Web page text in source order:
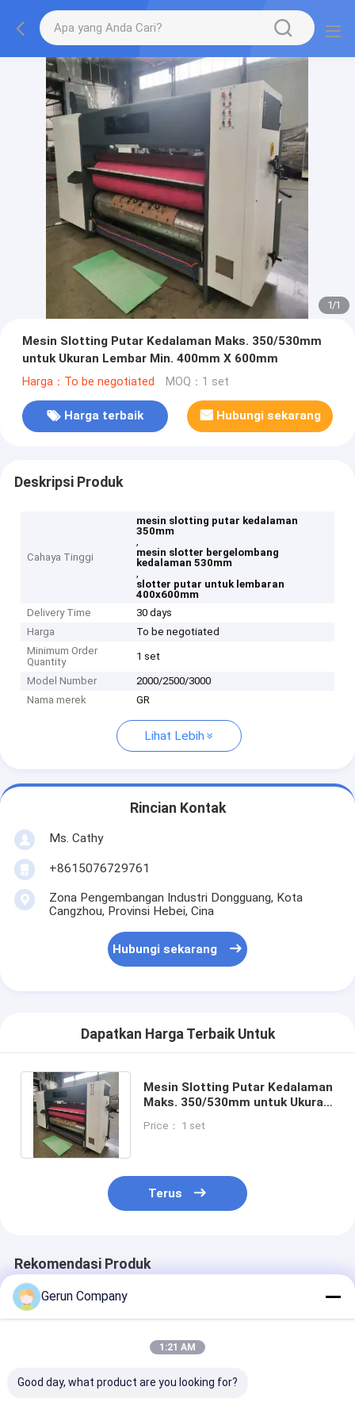
1/1
Mesin Slotting Putar Kedalaman Maks. 350/530mm
untuk Ukuran Lembar Min. 400mm X 600mm
Harga：To be negotiated MOQ：1 set
Harga terbaik Hubungi sekarang
Deskripsi Produk
Cahaya Tinggi
mesin slotting putar kedalaman
350mm
,
mesin slotter bergelombang
kedalaman 530mm
,
slotter putar untuk lembaran
400x600mm
Delivery Time
30 days
Harga
To be negotiated
Minimum Order
Quantity
1 set
Model Number
2000/2500/3000
Nama merek
GR
Lihat Lebih
Rincian Kontak
Ms. Cathy
+8615076729761
Zona Pengembangan Industri Dongguang, Kota
Cangzhou, Provinsi Hebei, Cina
Hubungi sekarang
Dapatkan Harga Terbaik Untuk
Mesin Slotting Putar Kedalaman
Maks. 350/530mm untuk Ukuran
Price： 1 set
Terus
Rekomendasi Produk
Gerun Company
1:21 AM
Good day, what product are you looking for?